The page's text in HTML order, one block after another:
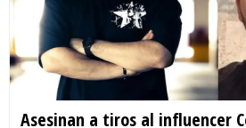
Asesinan a tiros al influencer